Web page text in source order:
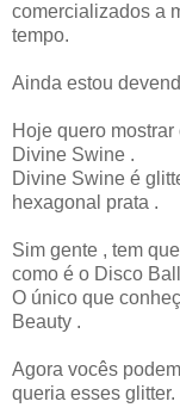
comercializados a
tempo.
Ainda estou
Hoje quero
Divine Swine .
Divine Swine é
hexagonal prata .
Sim gente , tem
como é o Disco
O único que
Beauty .
Agora vocês
queria esses glitter.